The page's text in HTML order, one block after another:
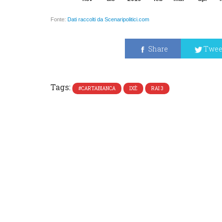
Share
Tags: #CARTABIANCA IXÈ RAI 3